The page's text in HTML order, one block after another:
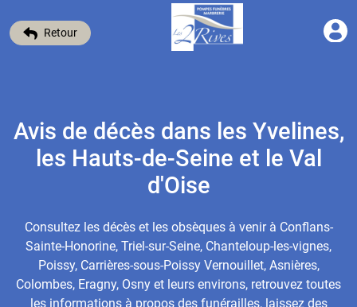
Retour
Avis de décès dans les Yvelines,
les Hauts-de-Seine et le Val
d'Oise
Consultez les décès et les obsèques à venir à Conflans-
Sainte-Honorine, Triel-sur-Seine, Chanteloup-les-vignes,
Poissy, Carrières-sous-Poissy Vernouillet, Asnières,
Colombes, Eragny, Osny et leurs environs, retrouvez toutes
les informations à propos des funérailles, laissez des